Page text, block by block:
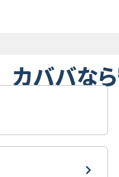
カババな